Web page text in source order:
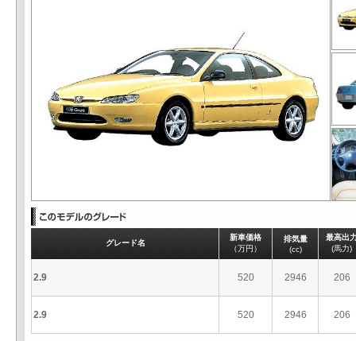
グレード名
新車価格
（万円）
排気量
(cc)
最高出
(馬力)
2.9 520 2946 206
2.9 520 2946 206